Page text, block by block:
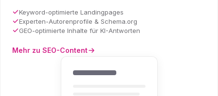
Keyword-optimierte Landingpages
Experten-Autorenprofile & Schema.org
GEO-optimierte Inhalte für KI-Antworten
Mehr zu SEO-Content